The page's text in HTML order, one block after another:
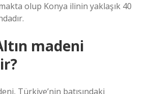
olup Konya ilinin yaklaşık 40
madeni
Türkiye’nin batısındaki